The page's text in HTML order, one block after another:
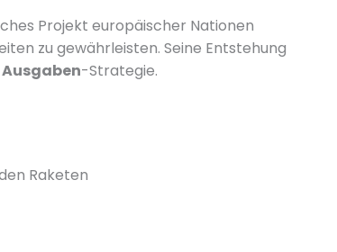
Projekt europäischer Nationen
zu gewährleisten. Seine Entstehung
-Strategie.
Raketen